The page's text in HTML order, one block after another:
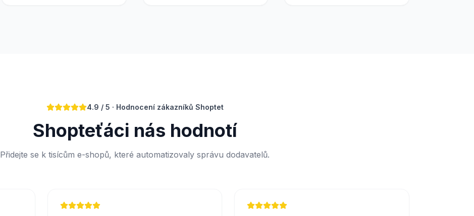
4.9 / 5 · Hodnocení zákazníků Shoptet
Shopteťáci nás hodnotí
Přidejte se k tisícům e-shopů, které automatizovaly správu dodavatelů.